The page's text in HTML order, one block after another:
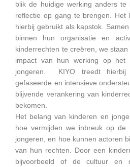
blik de huidige werking anders
reflectie op gang te brengen. Het
hierbij gebruikt als kapstok.
binnen hun organisatie en
kinderrechten te creëren, we
impact van hun werking op het
jongeren. KIYO treedt
gefaseerde en intensieve
blijvende verankering van
bekomen.
Het belang van kinderen en
hoe vermijden we inbreuk op de
jongeren, en hoe kunnen actoren
van hun rechten. Door een
bijvoorbeeld of de cultuur en